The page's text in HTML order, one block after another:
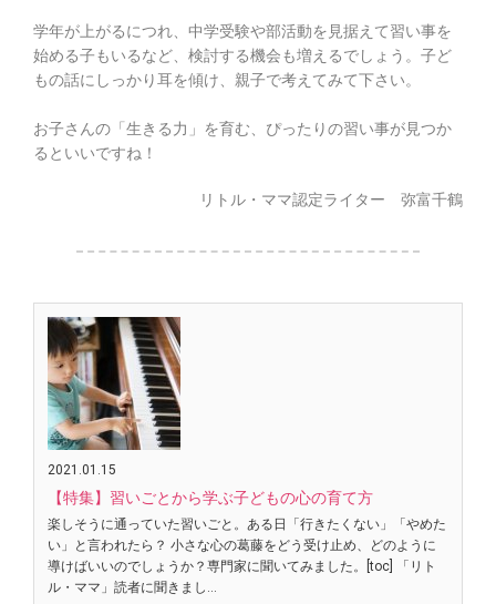
学年が上がるにつれ、中学受験や部活動を見据えて習い事を
始める子もいるなど、検討する機会も増えるでしょう。 子ど
もの話にしっかり耳を傾け、親子で考えてみて下さい。
お子さんの「生きる力」を育む、ぴったりの習い事が見つか
るといいですね！
リトル・ママ認定ライター 弥富千鶴
2021.01.15
【特集】習いごとから学ぶ子どもの心の育て方
楽しそうに通っていた習いごと。ある日「行きたくない」「やめた
い」と言われたら？ 小さな心の葛藤をどう受け止め、どのように
導けばいいのでしょうか？専門家に聞いてみました。[toc] 「リト
ル・ママ」読者に聞きまし…